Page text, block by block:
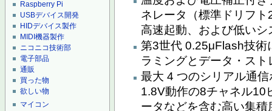
Raspberry Pi
USBデバイス開発
HIDデバイス製作
MIDI機器製作
ニコニコ技術部
電子部品
通販
買った物
欲しい物
マイコン
ネレータ（標準ドリフ
高速起動、および低い
第3世代 0.25μFlash技術
ラミングとデータ・スト
最大 4 つのシリアル通
1.8V動作の8チャネル10
ータなどを含む高い集積